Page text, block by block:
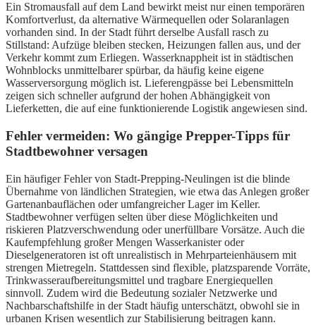
Ein Stromausfall auf dem Land bewirkt meist nur einen temporären
Komfortverlust, da alternative Wärmequellen oder Solaranlagen
vorhanden sind. In der Stadt führt derselbe Ausfall rasch zu
Stillstand: Aufzüge bleiben stecken, Heizungen fallen aus, und der
Verkehr kommt zum Erliegen. Wasserknappheit ist in städtischen
Wohnblocks unmittelbarer spürbar, da häufig keine eigene
Wasserversorgung möglich ist. Lieferengpässe bei Lebensmitteln
zeigen sich schneller aufgrund der hohen Abhängigkeit von
Lieferketten, die auf eine funktionierende Logistik angewiesen sind.
Fehler vermeiden: Wo gängige Prepper-Tipps für
Stadtbewohner versagen
Ein häufiger Fehler von Stadt-Prepping-Neulingen ist die blinde
Übernahme von ländlichen Strategien, wie etwa das Anlegen großer
Gartenanbauflächen oder umfangreicher Lager im Keller.
Stadtbewohner verfügen selten über diese Möglichkeiten und
riskieren Platzverschwendung oder unerfüllbare Vorsätze. Auch die
Kaufempfehlung großer Mengen Wasserkanister oder
Dieselgeneratoren ist oft unrealistisch in Mehrparteienhäusern mit
strengen Mietregeln. Stattdessen sind flexible, platzsparende Vorräte,
Trinkwasseraufbereitungsmittel und tragbare Energiequellen
sinnvoll. Zudem wird die Bedeutung sozialer Netzwerke und
Nachbarschaftshilfe in der Stadt häufig unterschätzt, obwohl sie in
urbanen Krisen wesentlich zur Stabilisierung beitragen kann.